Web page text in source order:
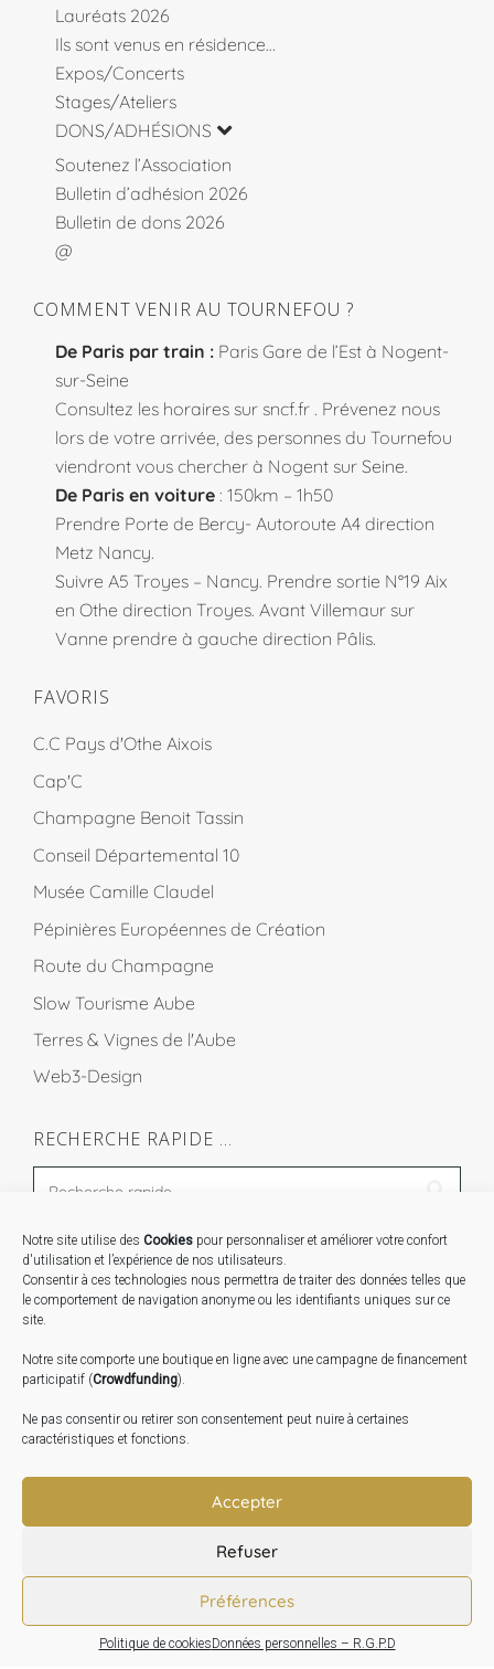
Notre site utilise des Cookies pour personnaliser et améliorer votre confort
d'utilisation et l’expérience de nos utilisateurs.
Consentir à ces technologies nous permettra de traiter des données telles que
le comportement de navigation anonyme ou les identifiants uniques sur ce
site.
Notre site comporte une boutique en ligne avec une campagne de financement
participatif (Crowdfunding).
Ne pas consentir ou retirer son consentement peut nuire à certaines
caractéristiques et fonctions.
Accepter
Refuser
Préférences
Politique de cookiesDonnées personnelles – R.G.P.D
Lauréats 2026
Ils sont venus en résidence…
Expos/Concerts
Stages/Ateliers
DONS/ADHÉSIONS
Soutenez l’Association
Bulletin d’adhésion 2026
Bulletin de dons 2026
@
COMMENT VENIR AU TOURNEFOU ?
De Paris par train : Paris Gare de l’Est à Nogent-
sur-Seine
Consultez les horaires sur sncf.fr . Prévenez nous
lors de votre arrivée, des personnes du Tournefou
viendront vous chercher à Nogent sur Seine.
De Paris en voiture : 150km – 1h50
Prendre Porte de Bercy- Autoroute A4 direction
Metz Nancy.
Suivre A5 Troyes – Nancy. Prendre sortie N°19 Aix
en Othe direction Troyes. Avant Villemaur sur
Vanne prendre à gauche direction Pâlis.
FAVORIS
C.C Pays d'Othe Aixois
Cap'C
Champagne Benoit Tassin
Conseil Départemental 10
Musée Camille Claudel
Pépinières Européennes de Création
Route du Champagne
Slow Tourisme Aube
Terres & Vignes de l'Aube
Web3-Design
RECHERCHE RAPIDE …
STAGES …
Expo « Mesures de lumière » du 19 Sept au 29 Nov.
Inauguration de la Grange : Le 17 Oct. 2026
Atelier Image : L’art au service de la santé mentale –
10 Oct. 2026